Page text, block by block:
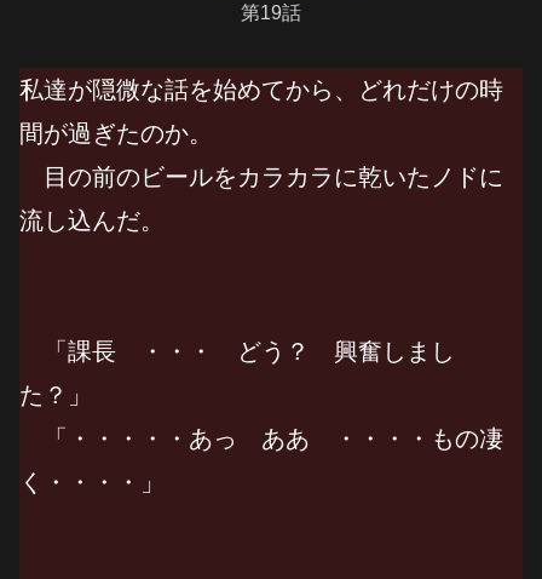
第19話
私達が隠微な話を始めてから、どれだけの時
間が過ぎたのか。
目の前のビールをカラカラに乾いたノドに
流し込んだ。
「課長 ・・・ どう？ 興奮しまし
た？」
「・・・・・あっ ああ ・・・・もの凄
く・・・・」